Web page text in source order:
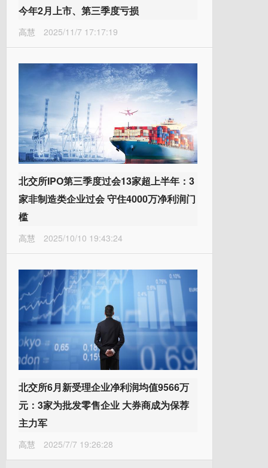
今年2月上市、第三季度亏损
高慧 2025/11/7 17:17:19
北交所IPO第三季度过会13家超上半年：3
家非制造类企业过会 守住4000万净利润门
槛
高慧 2025/10/10 19:43:24
北交所6月新受理企业净利润均值9566万
元：3家为批发零售企业 大券商成为保荐
主力军
高慧 2025/7/7 19:26:28